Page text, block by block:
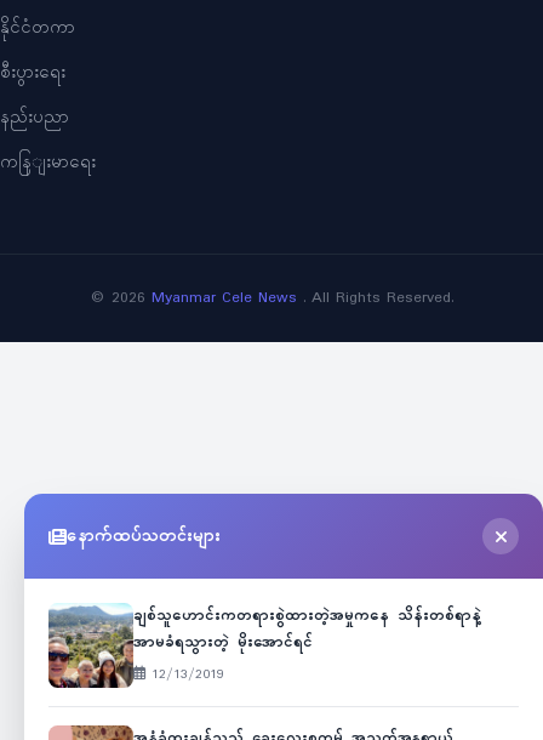
နိုင်ငံတကာ
စီးပွားရေး
နည်းပညာ
ကနြျးမာရေး
© 2026 Myanmar Cele News . All Rights Reserved.
နောက်ထပ်သတင်းများ
ချစ်သူဟောင်းကတရားစွဲထားတဲ့အမှုကနေ သိန်းတစ်ရာနဲ့
အာမခံရသွားတဲ့ မိုးအောင်ရင်
12/13/2019